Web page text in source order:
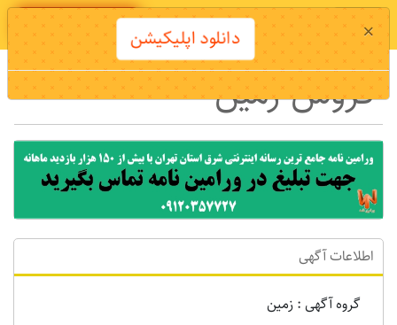
دانلود اپلیکیشن
فروش زمین
اطلاعات آگهی
گروه آگهی : زمين
× دانلود اپلیکیشن